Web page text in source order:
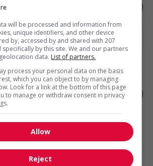
/ Haute direction
water co. inc. -
(noc 72400)
et
will be processed and information from
unique identifiers, and other device
by, accessed by and shared with 207
by this site. We and our partners
data. List of partners.
process your personal data on the basis
which you can object to by managing
Look for a link at the bottom of this page
to manage or withdraw consent in privacy
Allow
Reject